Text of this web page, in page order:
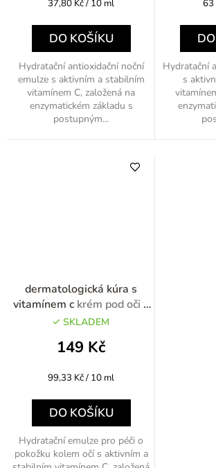
Měrná
37,80 Kč / 10 ml
DO KOŠÍKU
Hydratační antioxidační noční
emulze s aktivním a stabilním
vitamínem C, založená na
enzymatickém základu s
postupným...
63
Hydratační
s
dermatologická kúra s
vitamínem c krém pod oči s
vitamínem C 15ml
SKLADEM
149 Kč
Měrná
99,33 Kč / 10 ml
DO KOŠÍKU
Hydratační emulze pro péči o
pokožku kolem očí s aktivním a